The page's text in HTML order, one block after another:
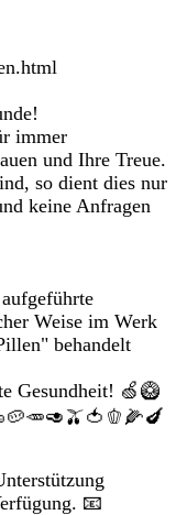
immer
und Ihre Treue.
so dient dies nur
keine Anfragen
Weise im Werk
behandelt
Gesundheit! 🍏🥝
📧